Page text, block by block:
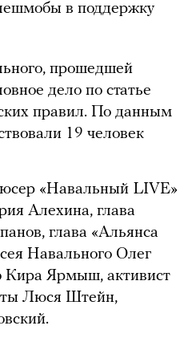
в поддержку
прошедшей
дело по статье
правил. По данным
19 человек
«Навальный LIVE»
Алехина, глава
глава «Альянса
Навального Олег
Кира Ярмыш, активист
Люся Штейн,